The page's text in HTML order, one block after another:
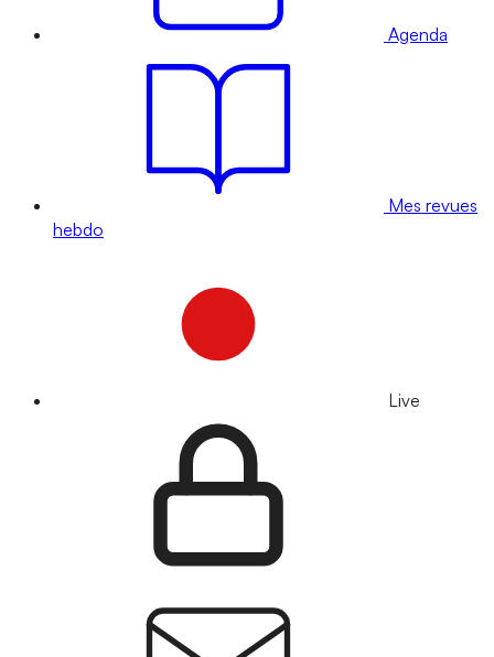
Agenda
Mes revues
hebdo
Live